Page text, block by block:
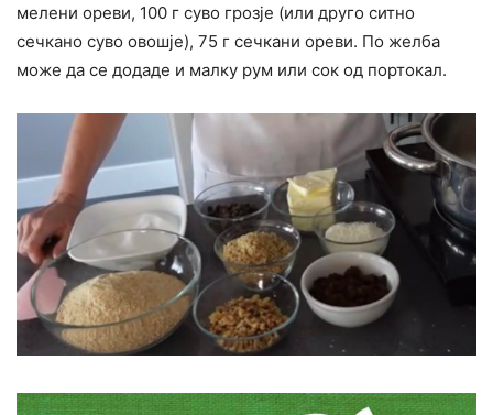
мелени ореви, 100 г суво грозје (или друго ситно
сечкано суво овошје), 75 г сечкани ореви. По желба
може да се додаде и малку рум или сок од портокал.